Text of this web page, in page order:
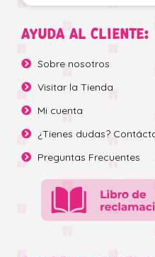
AYUDA AL CLIENTE:
Sobre nosotros
Visitar la Tienda
Mi cuenta
¿Tienes dudas?
Preguntas Frecuentes